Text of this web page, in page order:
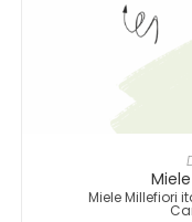
Miele Millefiori